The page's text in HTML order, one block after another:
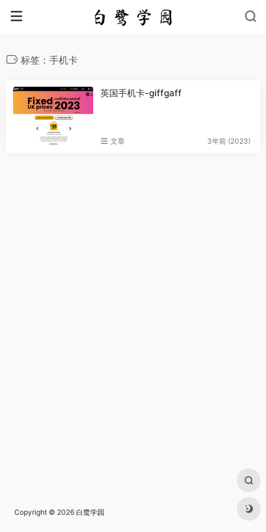
标签：手机卡
英国手机卡-giffgaff
文章 3年前 (2023)
Copyright © 2026 白鹭学园